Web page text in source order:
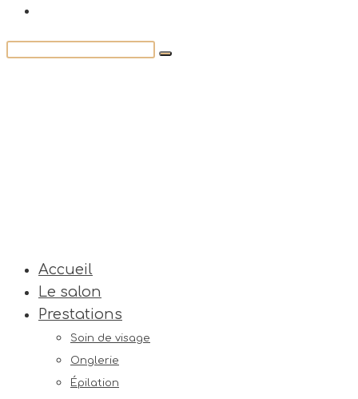
Accueil
Le salon
Prestations
Soin de visage
Onglerie
Épilation